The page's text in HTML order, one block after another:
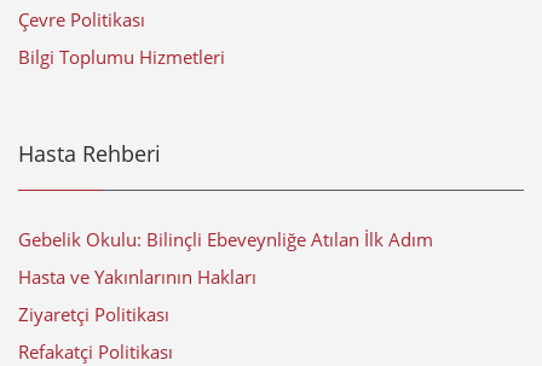
Çevre Politikası
Bilgi Toplumu Hizmetleri
Hasta Rehberi
Gebelik Okulu: Bilinçli Ebeveynliğe Atılan İlk Adım
Hasta ve Yakınlarının Hakları
Ziyaretçi Politikası
Refakatçi Politikası